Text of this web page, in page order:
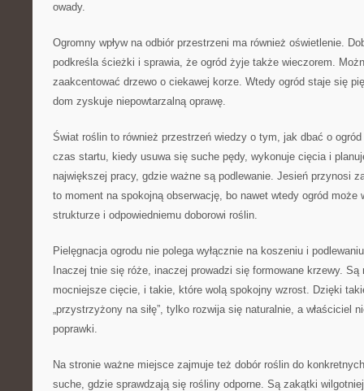
owady.
Ogromny wpływ na odbiór przestrzeni ma również oświetlenie.
podkreśla ścieżki i sprawia, że ogród żyje także wieczorem.
zaakcentować drzewo o ciekawej korze. Wtedy ogród staje się
dom zyskuje niepowtarzalną oprawę.
Świat roślin to również przestrzeń wiedzy o tym, jak dbać o
czas startu, kiedy usuwa się suche pędy, wykonuje cięcia i
największej pracy, gdzie ważne są podlewanie. Jesień przynosi
to moment na spokojną obserwację, bo nawet wtedy ogród może
strukturze i odpowiedniemu doborowi roślin.
Pielęgnacja ogrodu nie polega wyłącznie na koszeniu i
Inaczej tnie się róże, inaczej prowadzi się formowane krzewy. Są
mocniejsze cięcie, i takie, które wolą spokojny wzrost. Dzięki
„przystrzyżony na siłę”, tylko rozwija się naturalnie, a właściciel
poprawki.
Na stronie ważne miejsce zajmuje też dobór roślin do
suche, gdzie sprawdzają się rośliny odporne. Są zakątki